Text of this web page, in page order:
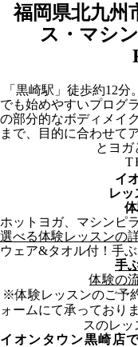
福岡県北九州
ス・マシ
「黒崎駅」徒歩約12
でも始めやすいプログ
の部分的なボディメイ
まで、目的に合わせて
とヨガ
イ
レッ
ホットヨガ、マシンピ
選べる体験レッスンの
ウェア&タオル付！手
手
体験の
※体験レッスンのご予
ォームにて承っており
スのレッ
イオンタウン黒崎店